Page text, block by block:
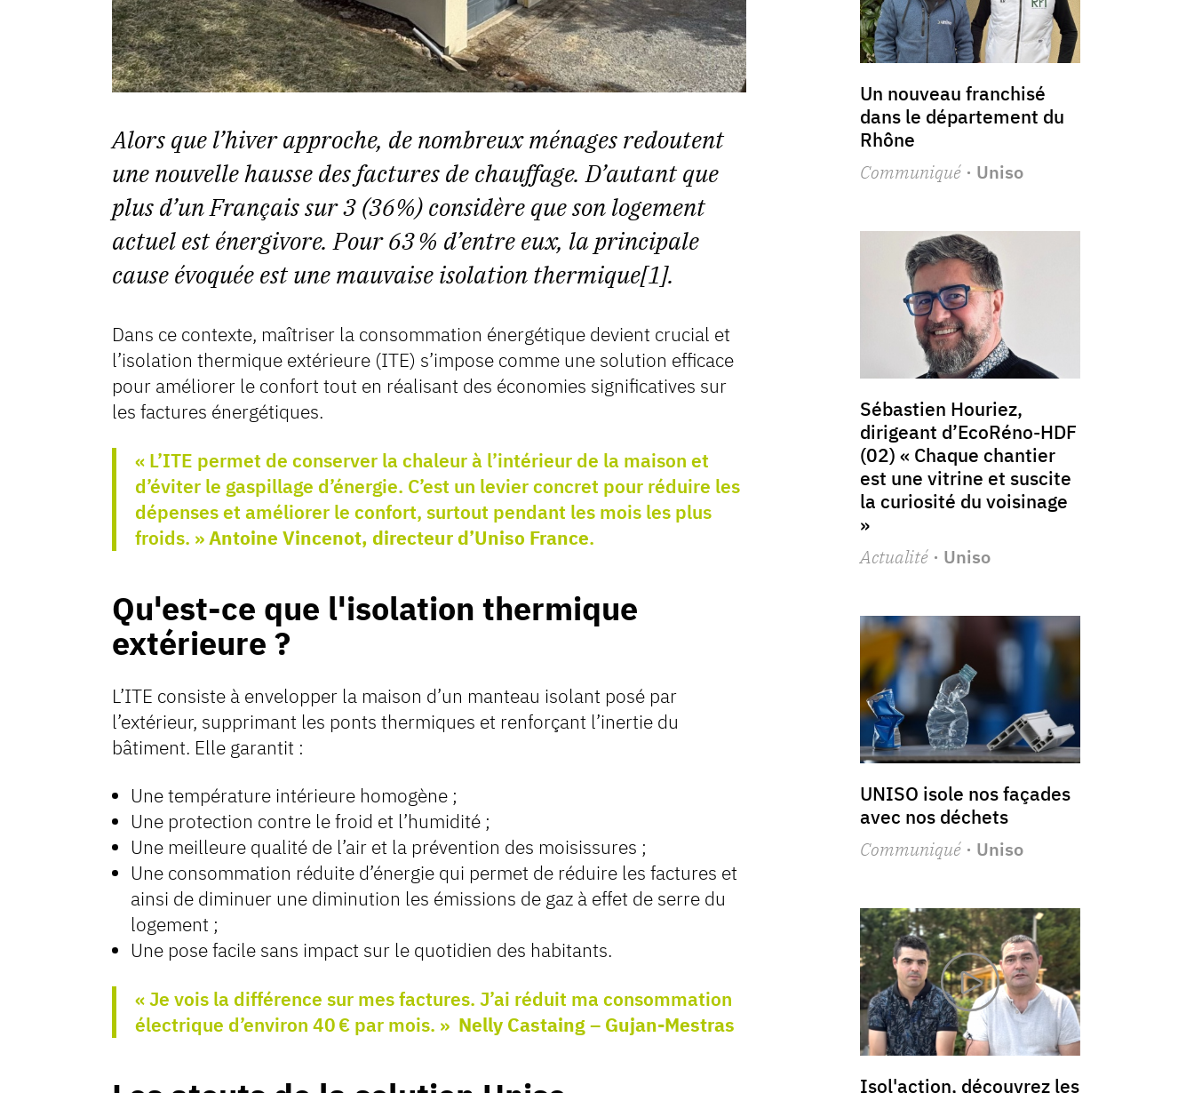
Alors que l’hiver approche, de nombreux ménages redoutent
une nouvelle hausse des factures de chauffage. D’autant que
plus d’un Français sur 3 (36%) considère que son logement
actuel est énergivore. Pour 63 % d’entre eux, la principale
cause évoquée est une mauvaise isolation thermique[1].
Dans ce contexte, maîtriser la consommation énergétique devient crucial et
l’isolation thermique extérieure (ITE) s’impose comme une solution efficace
pour améliorer le confort tout en réalisant des économies significatives sur
les factures énergétiques.
« L’ITE permet de conserver la chaleur à l’intérieur de la maison et
d’éviter le gaspillage d’énergie. C’est un levier concret pour réduire les
dépenses et améliorer le confort, surtout pendant les mois les plus
froids. »Antoine Vincenot, directeur d’Uniso France.
Qu'est-ce que l'isolation thermique
extérieure ?
L’ITE consiste à envelopper la maison d’un manteau isolant posé par
l’extérieur, supprimant les ponts thermiques et renforçant l’inertie du
bâtiment. Elle garantit :
Une température intérieure homogène ;
Une protection contre le froid et l’humidité ;
Une meilleure qualité de l’air et la prévention des moisissures ;
Une consommation réduite d’énergie qui permet de réduire les factures et
ainsi de diminuer une diminution les émissions de gaz à effet de serre du
logement ;
Une pose facile sans impact sur le quotidien des habitants.
« Je vois la différence sur mes factures. J’ai réduit ma consommation
électrique d’environ 40 € par mois. » Nelly Castaing – Gujan-Mestras
Un nouveau franchisé
dans le département du
Rhône
Communiqué· Uniso
Sébastien Houriez,
dirigeant d’EcoRéno-HDF
(02) « Chaque chantier
est une vitrine et suscite
la curiosité du voisinage
»
Actualité· Uniso
UNISO isole nos façades
avec nos déchets
Communiqué· Uniso
Isol'action, découvrez les